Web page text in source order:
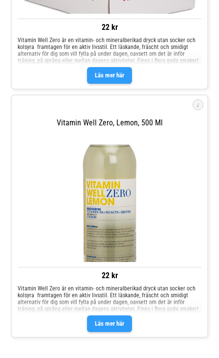
22 kr
Läs mer här
Vitamin Well Zero är en vitamin- och mineralberikad dryck utan socker och
kolsyra  framtagen för en aktiv livsstil. Ett läskande, fräscht och smidigt
alternativ för dig som vill fylla på under dagen, oavsett om det är inför
träning, på språng eller mellan dagens aktiviteter. Finns i flera goda smaker!
i
Vitamin Well Zero, Lemon, 500 Ml
22 kr
Läs mer här
Vitamin Well Zero är en vitamin- och mineralberikad dryck utan socker och
kolsyra  framtagen för en aktiv livsstil. Ett läskande, fräscht och smidigt
alternativ för dig som vill fylla på under dagen, oavsett om det är inför
träning, på språng eller mellan dagens aktiviteter. Finns i flera goda smaker!